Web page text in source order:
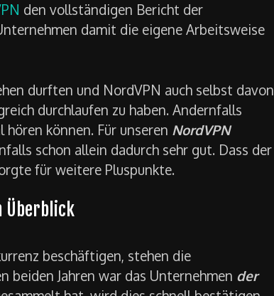
den vollständigen Bericht der
damit die eigene Arbeitsweise
durften und NordVPN auch selbst davon
durchlaufen zu haben. Andernfalls
können. Für unseren NordVPN
schon allein dadurch sehr gut. Dass der
für weitere Pluspunkte.
Überblick
beschäftigen, stehen die
beiden Jahren war das Unternehmen der